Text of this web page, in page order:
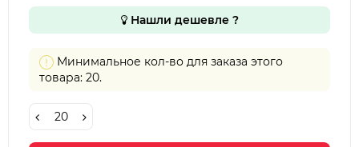
Нашли дешевле ?
Минимальное кол-во для заказа этого
товара: 20.